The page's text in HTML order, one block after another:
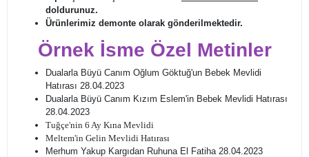
doldurunuz.
Ürünlerimiz demonte olarak gönderilmektedir.
Örnek İsme Özel Metinler
Dualarla Büyü Canım Oğlum Göktuğ'un Bebek Mevlidi
Hatırası 28.04.2023
Dualarla Büyü Canım Kızım Eslem'in Bebek Mevlidi Hatırası
28.04.2023
Tuğçe'nin 6 Ay Kına Mevlidi
Meltem'in Gelin Mevlidi Hatırası
Merhum Yakup Kargıdan Ruhuna El Fatiha 28.04.2023